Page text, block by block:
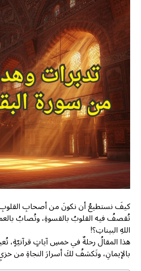
كيفَ نستطيعُ أن نكونَ من أصحابِ
تُقصفُ فيه القلوبُ بالقسوةِ، وتُصابُ
اللهِ البيناتِ؟!
هذا المقالُ رحلةٌ في خمسِ آياتٍ قرآنيّةٍ،
بالإيمانِ، وتَكشفُ لكَ أسرارَ النجاةِ من